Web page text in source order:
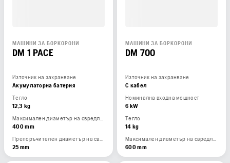
МАШИНИ ЗА БОРКОРОНИ
DM 1 PACE
Източник на захранване
Акумулаторна батерия
Тегло
12,3 kg
Максимален диаметър на свредлото със стойка
400 mm
Препоръчителен диаметър на свредлото, мин.
25 mm
МАШИНИ ЗА БОРКОРОНИ
DM 700
Източник на захранване
С кабел
Номинална входна мощност
6 kW
Тегло
14 kg
Максимален диаметър на свредлото със стойка
600 mm